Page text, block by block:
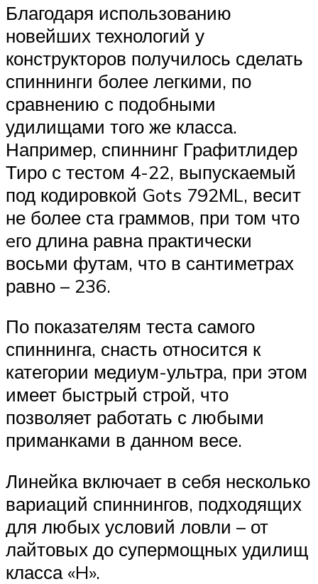
Благодаря использованию
новейших технологий у
конструкторов получилось сделать
спиннинги более легкими, по
сравнению с подобными
удилищами того же класса.
Например, спиннинг Графитлидер
Тиро с тестом 4-22, выпускаемый
под кодировкой Gots 792ML, весит
не более ста граммов, при том что
eго длина равна практически
восьми футам, что в сантиметрах
равно – 236.
По показателям теста самого
спиннинга, снасть относится к
категории медиум-ультра, при этом
имеет быстрый строй, что
позволяет работать с любыми
приманками в данном весе.
Линейка включает в себя несколько
вариаций спиннингов, подходящих
для любых условий ловли – от
лайтовых до супермощных удилищ
класса «H».